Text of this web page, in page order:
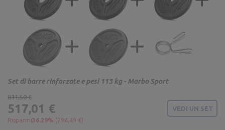
811,50 €
517,01 €
Risparmi36.29% (294,49 €)
VEDI UN SET
Set di barre rinforzate e pesi 113 kg - Marbo Sport